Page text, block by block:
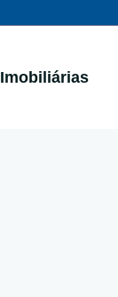
Imobiliárias